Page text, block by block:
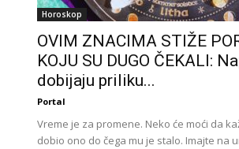
Horoskop
OVIM ZNACIMA STIŽE
KOJU SU DUGO ČEKALI:
dobijaju priliku...
Portal
Vreme je za promene. Neko će moći da
dobio ono do čega mu je stalo. Imajte na